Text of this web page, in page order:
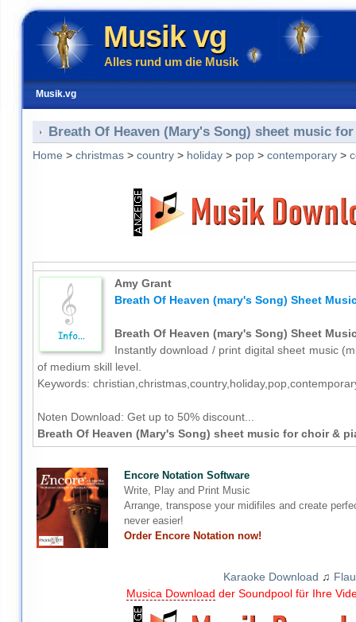
Musik vg
Alles rund um die Musik
Musik.vg
Breath Of Heaven (Mary's Song) sheet music
Home > christmas> country> holiday> pop> contemporary>
Amy Grant
Breath Of Heaven (mary's Song) Sheet
Breath Of Heaven (mary's Song) Sheet
Instantly download / print digital sheet music
of medium skill level.
Keywords:
Noten Download: Get up to 50% discount...
Breath Of Heaven (Mary's Song) sheet music for choir &
Encore Notation Software
Write, Play and Print Music
Arrange, transpose your midifiles and create
never easier!
Order Encore Notation now!
Karaoke Download ♫
Musica Download der Soundpool für Ihre